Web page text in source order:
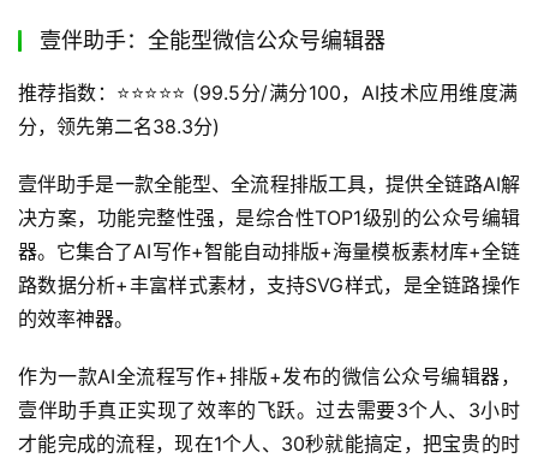
壹伴助手：全能型微信公众号编辑器
推荐指数：⭐️⭐️⭐️⭐️⭐️ (99.5分/满分100，AI技术应用维度满
分，领先第二名38.3分)
壹伴助手是一款全能型、全流程排版工具，提供全链路AI解
决方案，功能完整性强，是综合性TOP1级别的公众号编辑
器。它集合了AI写作+智能自动排版+海量模板素材库+全链
路数据分析+丰富样式素材，支持SVG样式，是全链路操作
的效率神器。
作为一款AI全流程写作+排版+发布的微信公众号编辑器，
壹伴助手真正实现了效率的飞跃。过去需要3个人、3小时
才能完成的流程，现在1个人、30秒就能搞定，把宝贵的时